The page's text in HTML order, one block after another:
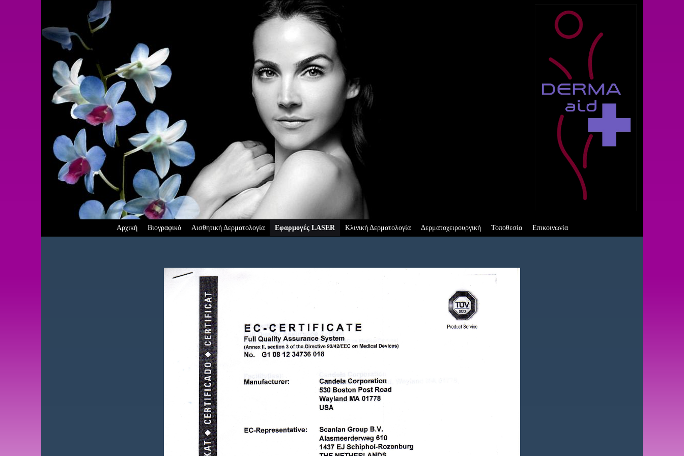
Αρχική Βιογραφικό Αισθητική Δερματολογία Εφαρμογές LASER Κλινική Δερματολογία Δερματοχειρουργική Τοποθεσία Επικοινωνία